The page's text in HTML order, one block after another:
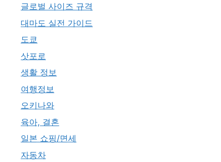
글로벌 사이즈 규격
대마도 실전 가이드
도쿄
삿포로
생활 정보
여행정보
오키나와
육아, 결혼
일본 쇼핑/면세
자동차